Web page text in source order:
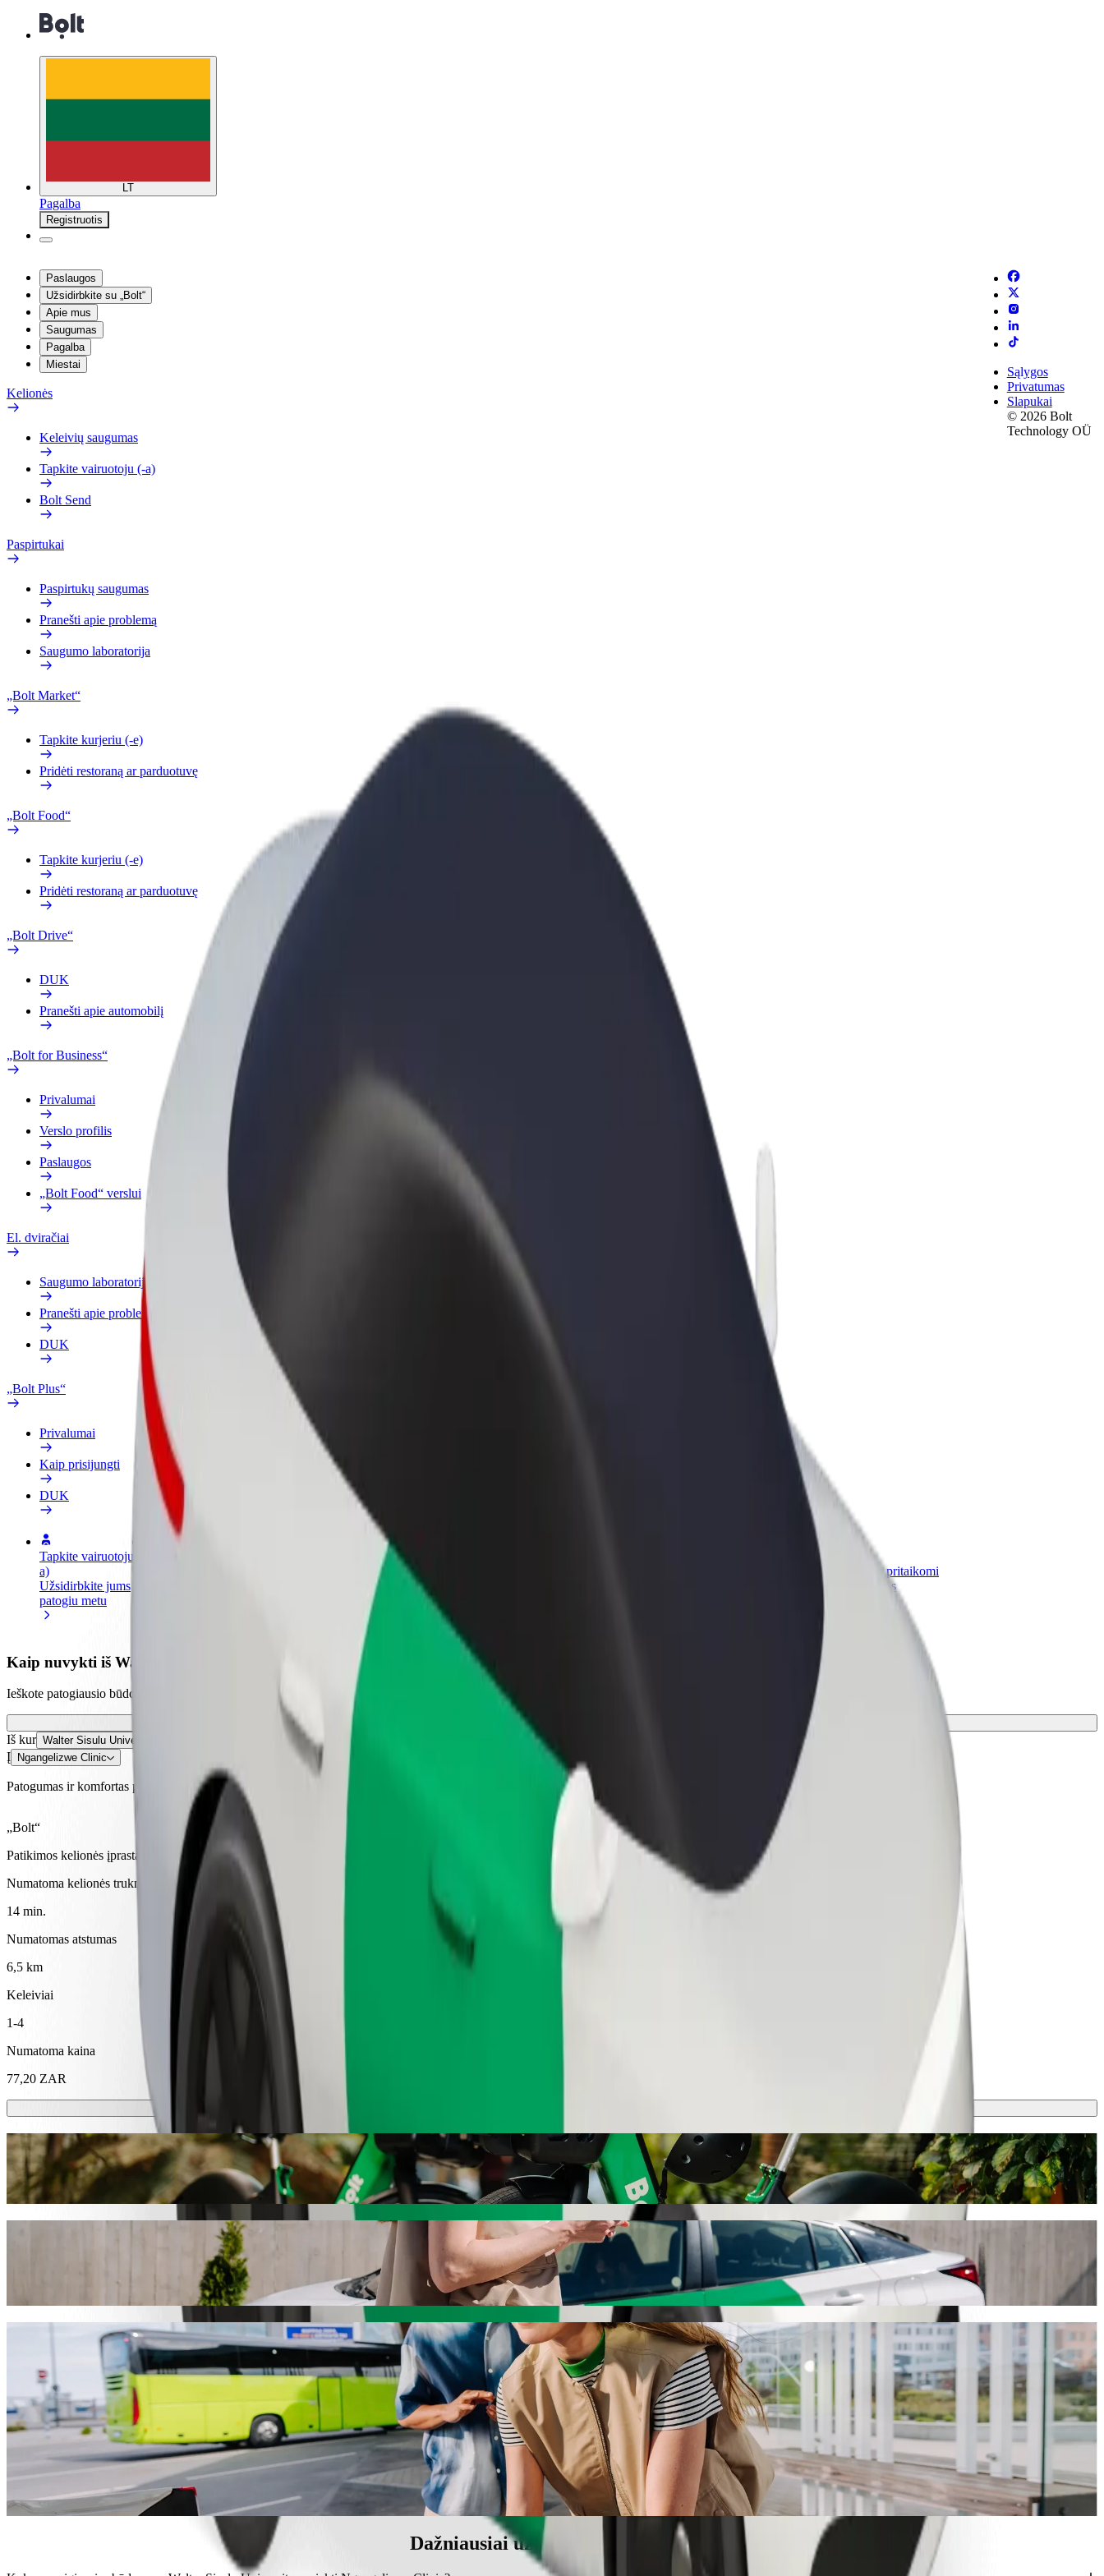
LT
Pagalba
Registruotis
Paslaugos
Užsidirbkite su „Bolt“
Apie mus
Saugumas
Pagalba
Miestai
Kelionės
Keleivių saugumas
Tapkite vairuotoju (-a)
Bolt Send
Paspirtukai
Paspirtukų saugumas
Pranešti apie problemą
Saugumo laboratorija
„Bolt Market“
Tapkite kurjeriu (-e)
Pridėti restoraną ar parduotuvę
„Bolt Food“
Tapkite kurjeriu (-e)
Pridėti restoraną ar parduotuvę
„Bolt Drive“
DUK
Pranešti apie automobilį
„Bolt for Business“
Privalumai
Verslo profilis
Paslaugos
„Bolt Food“ verslui
El. dviračiai
Saugumo laboratorija
Pranešti apie problemą
DUK
„Bolt Plus“
Privalumai
Kaip prisijungti
DUK
Tapkite vairuotoju (-
a)
Užsidirbkite jums
patogiu metu
Pridėti restoraną ar
parduotuvę
Pritraukite daugiau klientų ir
padidinkite pelną
„Bolt for Business“
Atskirų įmonių poreikiams pritaikomi
„Bolt“ produktai ir paslaugos
Sąlygos
Privatumas
Slapukai
© 2026 Bolt
Technology OÜ
Kaip nuvykti iš Walter Sisulu University į Ngangelizwe Clinic | „Bolt“
Ieškote patogiausio būdo nukeliauti iš Walter Sisulu University į Ngangelizwe Clinic? Peržiūrėkite mūsų teikiamas paslaugas ir išsirinkite tinkamiausias jūsų kelionei.
Atsisiųsti programėlę
Iš kur Walter Sisulu University
Į Ngangelizwe Clinic
Patogumas ir komfortas pasiekiami vos keliais spustelėjimais!
„Bolt“
Patikimos kelionės įprastais vidutinio dydžio automobiliais
Numatoma kelionės trukmė
14 min.
Numatomas atstumas
6,5 km
Keleiviai
1-4
Numatoma kaina
77,20 ZAR
Paspirtukai ir el. dviračiai
Mieste keliaukite paspirtuku arba el. dviračiu
Atsisiųsti programėlę „Bolt“
Nuo Walter Sisulu University iki Ngangelizwe Clinic keliaukite su „Bolt“
Norite pasiekti Ngangelizwe Clinic už geresnę kainą? Rinkitės „Bolt“ pavėžėjimo paslaugas. Su „Bolt“ kelionė truks apie 14 min. ir kainuos maždaug 72,50 ZAR ZAR. Kad ir kokia proga bebūtų, rasime jums
tinkamiausią transporto priemonę.
„Bolt“ paslaugos kelionei iš Walter Sisulu University į Ngangelizwe Clinic
Daug bagažo? Rinkitės „XL“ kategoriją – joje telpa iki 6 keleivių.
Norite atvykti stilingai? Išbandykite „Bolt“ premium automobilius.
Keliausite su vaikais? Išsikvieskite automobilį, kuriame bus paaukštinimas vaikui.
Keliausite su augintiniais? Išbandykite keliones, skirtas augintiniams.
Reikia papildomos pagalbos? Kategorijoje „Assist“ rasite transporto priemonių, pritaikytų vežimėliui (Pritaikyta vežimėliui).
Nebrangios kelionės? Rinkitės kompaktišką „Bolt Basic“ automobilį – kainuos mažiau.
Atsisiųsti programėlę „Bolt“
Dažniausiai užduodami klausimai